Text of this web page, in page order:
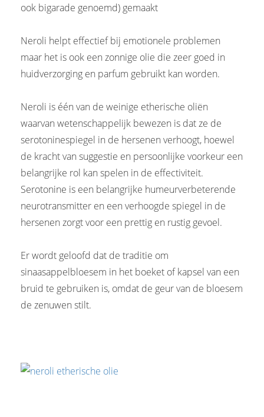
ook bigarade genoemd) gemaakt
Neroli helpt effectief bij emotionele problemen
maar het is ook een zonnige olie die zeer goed in
huidverzorging en parfum gebruikt kan worden.
Neroli is één van de weinige etherische oliën
waarvan wetenschappelijk bewezen is dat ze de
serotoninespiegel in de hersenen verhoogt, hoewel
de kracht van suggestie en persoonlijke voorkeur een
belangrijke rol kan spelen in de effectiviteit.
Serotonine is een belangrijke humeurverbeterende
neurotransmitter en een verhoogde spiegel in de
hersenen zorgt voor een prettig en rustig gevoel.
Er wordt geloofd dat de traditie om
sinaasappelbloesem in het boeket of kapsel van een
bruid te gebruiken is, omdat de geur van de bloesem
de zenuwen stilt.